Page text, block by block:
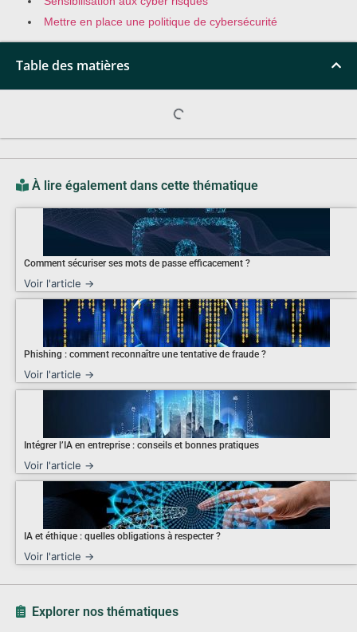
Mettre en place une politique de cybersécurité
Table des matières
À lire également dans cette thématique
Comment sécuriser ses mots de passe efficacement ?
Voir l'article →
Phishing : comment reconnaître une tentative de fraude ?
Voir l'article →
Intégrer l’IA en entreprise : conseils et bonnes pratiques
Voir l'article →
IA et éthique : quelles obligations à respecter ?
Voir l'article →
Explorer nos thématiques